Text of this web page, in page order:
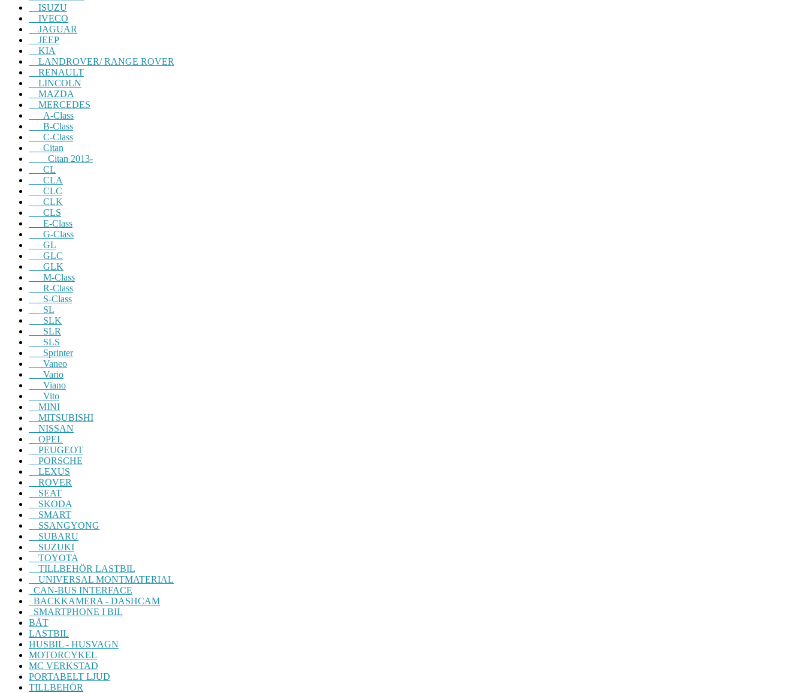
ISUZU
IVECO
JAGUAR
JEEP
KIA
LANDROVER/ RANGE ROVER
RENAULT
LINCOLN
MAZDA
MERCEDES
A-Class
B-Class
C-Class
Citan
Citan 2013-
CL
CLA
CLC
CLK
CLS
E-Class
G-Class
GL
GLC
GLK
M-Class
R-Class
S-Class
SL
SLK
SLR
SLS
Sprinter
Vaneo
Vario
Viano
Vito
MINI
MITSUBISHI
NISSAN
OPEL
PEUGEOT
PORSCHE
LEXUS
ROVER
SEAT
SKODA
SMART
SSANGYONG
SUBARU
SUZUKI
TOYOTA
TILLBEHÖR LASTBIL
UNIVERSAL MONTMATERIAL
CAN-BUS INTERFACE
BACKKAMERA - DASHCAM
SMARTPHONE I BIL
BÅT
LASTBIL
HUSBIL - HUSVAGN
MOTORCYKEL
MC VERKSTAD
PORTABELT LJUD
TILLBEHÖR